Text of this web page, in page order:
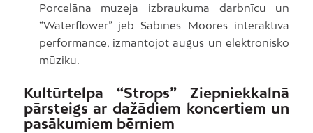
Porcelāna muzeja izbraukuma darbnīcu un
“Waterflower” jeb Sabīnes Moores interaktīva
performance, izmantojot augus un elektronisko
mūziku.
Kultūrtelpa “Strops” Ziepniekkalnā
pārsteigs ar dažādiem koncertiem un
pasākumiem bērniem